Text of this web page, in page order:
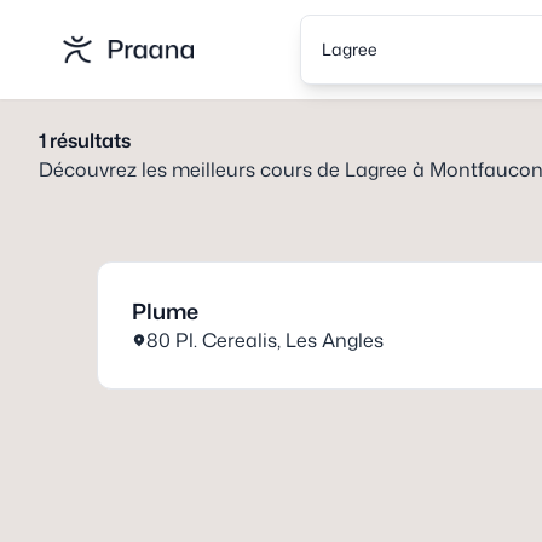
Lagree
1résultats
Découvrez les meilleurs cours de Lagree à
Plume
80 Pl. Cerealis, Les Angles